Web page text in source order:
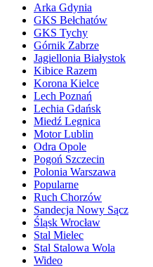
Arka Gdynia
GKS Bełchatów
GKS Tychy
Górnik Zabrze
Jagiellonia Białystok
Kibice Razem
Korona Kielce
Lech Poznań
Lechia Gdańsk
Miedź Legnica
Motor Lublin
Odra Opole
Pogoń Szczecin
Polonia Warszawa
Popularne
Ruch Chorzów
Sandecja Nowy Sącz
Śląsk Wrocław
Stal Mielec
Stal Stalowa Wola
Wideo